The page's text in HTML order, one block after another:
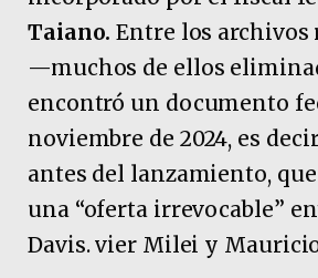
Taiano. Entre los archivos
—muchos de ellos
encontró un documento
noviembre de 2024, es
antes del lanzamiento,
una “oferta irrevocable”
Davis. vier Milei y